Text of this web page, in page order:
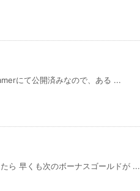
にて公開済みなので、ある ...
ら 早くも次のボーナスゴールドが ...